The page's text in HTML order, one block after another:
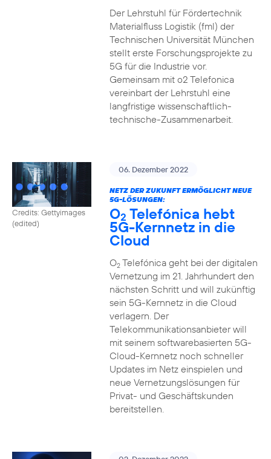
Der Lehrstuhl für Fördertechnik
Materialfluss Logistik (fml) der
Technischen Universität München
stellt erste Forschungsprojekte zu
5G für die Industrie vor.
Gemeinsam mit o2 Telefonica
vereinbart der Lehrstuhl eine
langfristige wissenschaftlich-
technische-Zusammenarbeit.
Credits: Gettyimages
(edited)
06. Dezember 2022
NETZ DER ZUKUNFT ERMÖGLICHT NEUE
5G-LÖSUNGEN:
O2 Telefónica hebt
5G-Kernnetz in die
Cloud
O2Telefónica geht bei der digitalen
Vernetzung im 21. Jahrhundert den
nächsten Schritt und will zukünftig
sein 5G-Kernnetz in die Cloud
verlagern. Der
Telekommunikationsanbieter will
mit seinem softwarebasierten 5G-
Cloud-Kernnetz noch schneller
Updates im Netz einspielen und
neue Vernetzungslösungen für
Privat- und Geschäftskunden
bereitstellen.